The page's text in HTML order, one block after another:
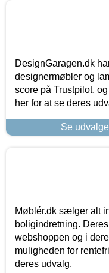
DesignGaragen.dk
designermøbler og
score på Trustpilot,
her for at se deres
Se
Møblér.dk sælger alt
boligindretning.
webshoppen og i
muligheden for
deres udvalg.